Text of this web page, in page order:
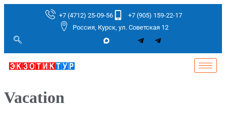
+7 (4712) 25-09-56
+7 (905) 159-22-17
Россия, Курск, ул. Советская 12
Vacation